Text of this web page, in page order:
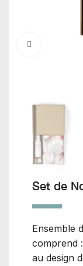
Set de
Ensemble
comprend
au design